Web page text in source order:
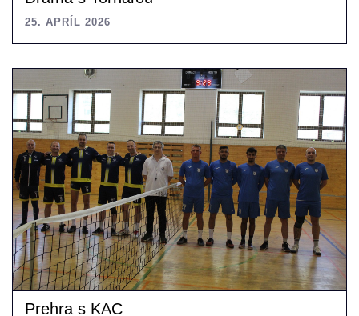
25. APRÍL 2026
Prehra s KAC